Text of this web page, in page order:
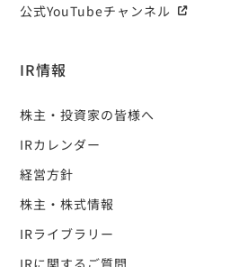
公式YouTubeチャンネル
IR情報
株主・投資家の皆様へ
IRカレンダー
経営方針
株主・株式情報
IRライブラリー